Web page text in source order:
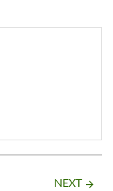
NEXT arrow_forward